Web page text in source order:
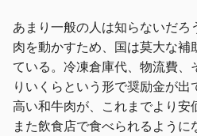
あまり一般の人は知らないだ
肉を動かすため、国は莫大な補
ている。冷凍倉庫代、物流費、
りいくらという形で奨励金が
高い和牛肉が、これまでより安
また飲食店で食べられるように